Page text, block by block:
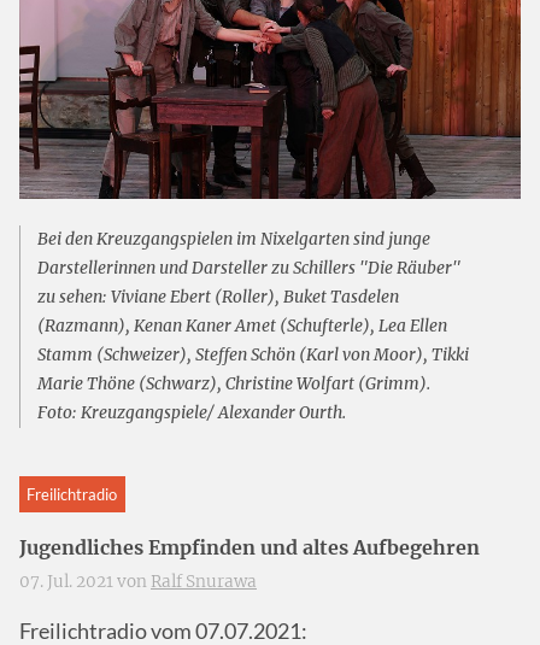
Bei den Kreuzgangspielen im Nixelgarten sind junge
Darstellerinnen und Darsteller zu Schillers "Die Räuber"
zu sehen: Viviane Ebert (Roller), Buket Tasdelen
(Razmann), Kenan Kaner Amet (Schufterle), Lea Ellen
Stamm (Schweizer), Steffen Schön (Karl von Moor), Tikki
Marie Thöne (Schwarz), Christine Wolfart (Grimm).
Foto: Kreuzgangspiele/ Alexander Ourth.
Freilichtradio
Jugendliches Empfinden und altes Aufbegehren
07. Jul. 2021 von Ralf Snurawa
Freilichtradio vom 07.07.2021: